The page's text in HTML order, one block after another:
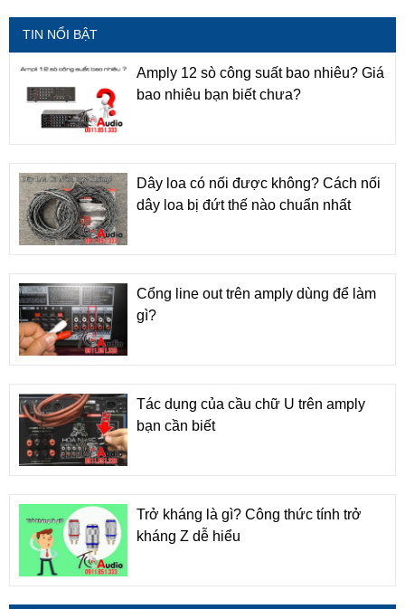
TIN NỔI BẬT
Amply 12 sò công suất bao nhiêu? Giá
bao nhiêu bạn biết chưa?
Dây loa có nối được không? Cách nối
dây loa bị đứt thế nào chuẩn nhất
Cổng line out trên amply dùng để làm
gì?
Tác dụng của cầu chữ U trên amply
bạn cần biết
Trở kháng là gì? Công thức tính trở
kháng Z dễ hiểu